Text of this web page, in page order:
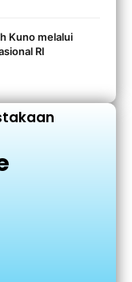
Kuno melalui
RI